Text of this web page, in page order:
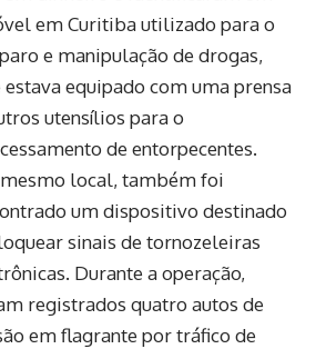
em Curitiba utilizado para o
e manipulação de drogas,
estava equipado com uma prensa
utensílios para o
de entorpecentes.
local, também foi
um dispositivo destinado
sinais de tornozeleiras
Durante a operação,
registrados quatro autos de
em flagrante por tráfico de